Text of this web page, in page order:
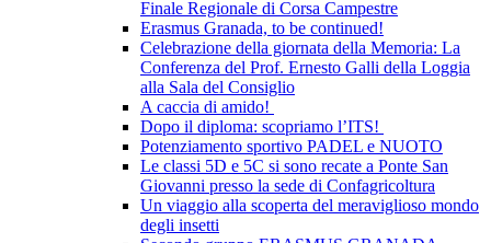
Finale Regionale di Corsa Campestre
Erasmus Granada, to be continued!
Celebrazione della giornata della Memoria: La
Conferenza del Prof. Ernesto Galli della Loggia
alla Sala del Consiglio
A caccia di amido!
Dopo il diploma: scopriamo l’ITS!
Potenziamento sportivo PADEL e NUOTO
Le classi 5D e 5C si sono recate a Ponte San
Giovanni presso la sede di Confagricoltura
Un viaggio alla scoperta del meraviglioso mondo
degli insetti